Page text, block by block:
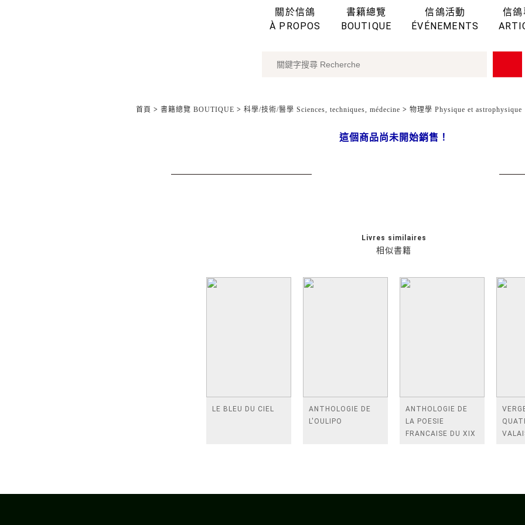
關於信鴿
À PROPOS
書籍總覽
BOUTIQUE
信鴿活動
ÉVÉNEMENTS
信鴿
首頁 > 書籍總覽 BOUTIQUE > 科學/技術/醫學 Sciences, techniques, médecine > 物理學 Physique et astrophysique
這個商品尚未開始銷售！
相似書籍
Livres similaires
LE BLEU DU CIEL
ANTHOLOGIE DE
L'OULIPO
ANTHOLOGIE DE
LA POESIE
FRANCAISE DU XIX